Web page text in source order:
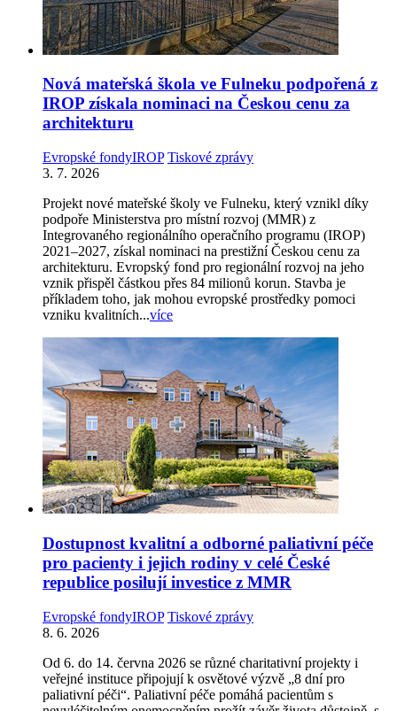
Nová mateřská škola ve Fulneku podpořená z
IROP získala nominaci na Českou cenu za
architekturu
Evropské fondyIROP Tiskové zprávy
3. 7. 2026
Projekt nové mateřské školy ve Fulneku, který vznikl díky
podpoře Ministerstva pro místní rozvoj (MMR) z
Integrovaného regionálního operačního programu (IROP)
2021–2027, získal nominaci na prestižní Českou cenu za
architekturu. Evropský fond pro regionální rozvoj na jeho
vznik přispěl částkou přes 84 milionů korun. Stavba je
příkladem toho, jak mohou evropské prostředky pomoci
vzniku kvalitních...více
Dostupnost kvalitní a odborné paliativní péče
pro pacienty i jejich rodiny v celé České
republice posilují investice z MMR
Evropské fondyIROP Tiskové zprávy
8. 6. 2026
Od 6. do 14. června 2026 se různé charitativní projekty i
veřejné instituce připojují k osvětové výzvě „8 dní pro
paliativní péči“. Paliativní péče pomáhá pacientům s